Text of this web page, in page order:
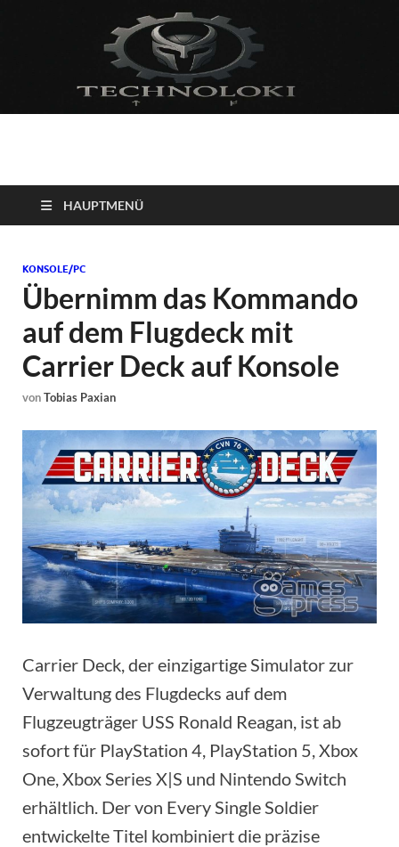
Technoloki: Gaming
und Entertainment
News
Blockbuster, Indie-Perlen und Retro-Klassiker.
HAUPTMENÜ
KONSOLE/PC
Übernimm das Kommando
auf dem Flugdeck mit
Carrier Deck auf Konsole
vonTobias Paxian
Carrier Deck, der einzigartige Simulator zur
Verwaltung des Flugdecks auf dem
Flugzeugträger USS Ronald Reagan, ist ab
sofort für PlayStation 4, PlayStation 5, Xbox
One, Xbox Series X|S und Nintendo Switch
erhältlich. Der von Every Single Soldier
entwickelte Titel kombiniert die präzise